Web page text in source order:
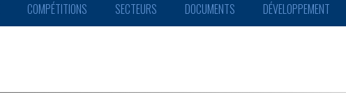
COMPÉTITIONS SECTEURS DOCUMENTS DÉVELOPPEMENT